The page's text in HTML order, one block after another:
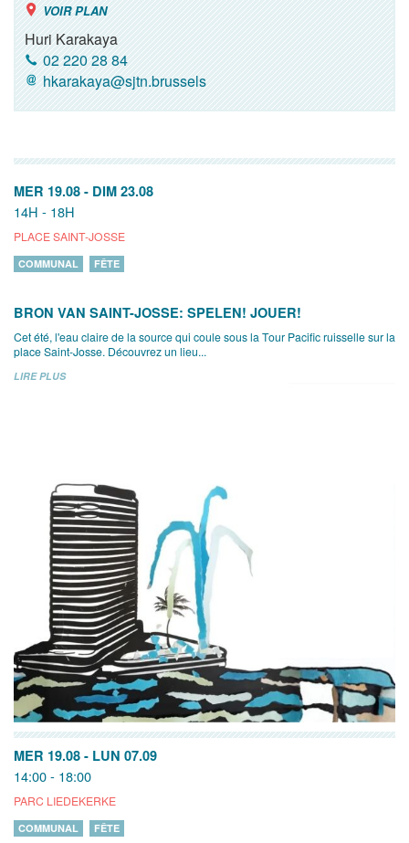
VOIR PLAN
Huri Karakaya
02 220 28 84
hkarakaya@sjtn.brussels
MER 19.08 - DIM 23.08
14H - 18H
PLACE SAINT-JOSSE
COMMUNAL FÊTE
BRON VAN SAINT-JOSSE: SPELEN! JOUER!
Cet été, l'eau claire de la source qui coule sous la Tour Pacific ruisselle sur la
place Saint-Josse. Découvrez un lieu...
LIRE PLUS
MER 19.08 - LUN 07.09
14:00 - 18:00
PARC LIEDEKERKE
COMMUNAL FÊTE